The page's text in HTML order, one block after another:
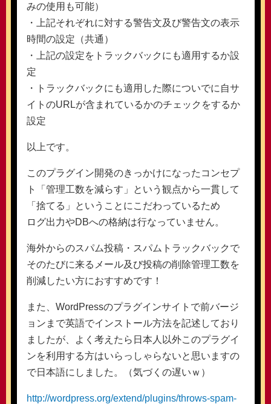
みの使用も可能）
・上記それぞれに対する警告文及び警告文の表示
時間の設定（共通）
・上記の設定をトラックバックにも適用するか設
定
・トラックバックにも適用した際についでに自サ
イトのURLが含まれているかのチェックをするか
設定
以上です。
このプラグイン開発のきっかけになったコンセプ
ト「管理工数を減らす」という観点から一貫して
「捨てる」ということにこだわっているため
ログ出力やDBへの格納は行なっていません。
海外からのスパム投稿・スパムトラックバックで
そのたびに来るメール及び投稿の削除管理工数を
削減したい方におすすめです！
また、WordPressのプラグインサイトで前バージ
ョンまで英語でインストール方法を記述しており
ましたが、よく考えたら日本人以外このプラグイ
ンを利用する方はいらっしゃらないと思いますの
で日本語にしました。（気づくの遅いｗ）
http://wordpress.org/extend/plugins/throws-spam-